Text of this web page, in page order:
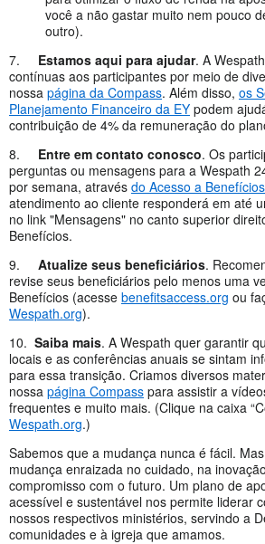
você a não gastar muito nem pouco
outro).
7. Estamos aqui para ajudar. A
contínuas aos participantes por meio de
nossa página da Compass. Além disso, os
Planejamento Financeiro da EY podem
contribuição de 4% da remuneração do
8. Entre em contato conosco. Os
perguntas ou mensagens para a Wespath
por semana, através do Acesso a Benefícios
atendimento ao cliente responderá em até
no link "Mensagens" no canto superior
Benefícios.
9. Atualize seus beneficiários.
revise seus beneficiários pelo menos uma
Benefícios (acesse benefitsaccess.org ou
Wespath.org).
10. Saiba mais. A Wespath quer garantir
locais e as conferências anuais se sintam
para essa transição. Criamos diversos
nossa página Compass para assistir a
frequentes e muito mais. (Clique na caixa
Wespath.org.)
Sabemos que a mudança nunca é fácil.
mudança enraizada no cuidado, na
compromisso com o futuro. Um plano de
acessível e sustentável nos permite liderar
nossos respectivos ministérios, servindo a
comunidades e à igreja que amamos.